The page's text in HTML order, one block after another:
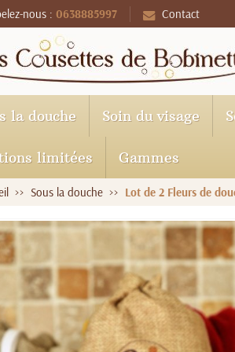
nous : 0638885997 Contact
la douche Soin du visage
limitées Gammes
Sous la douche Lot de 2 Fleurs de